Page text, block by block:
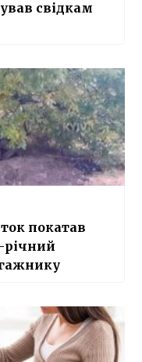
свідкам
покатав
річний